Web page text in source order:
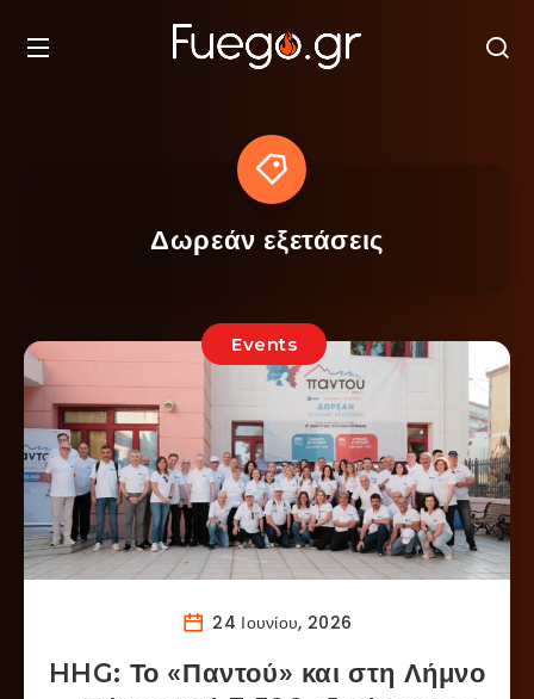
Δωρεάν εξετάσεις
Events
24 Ιουνίου, 2026
HHG: Το «Παντού» και στη Λήμνο